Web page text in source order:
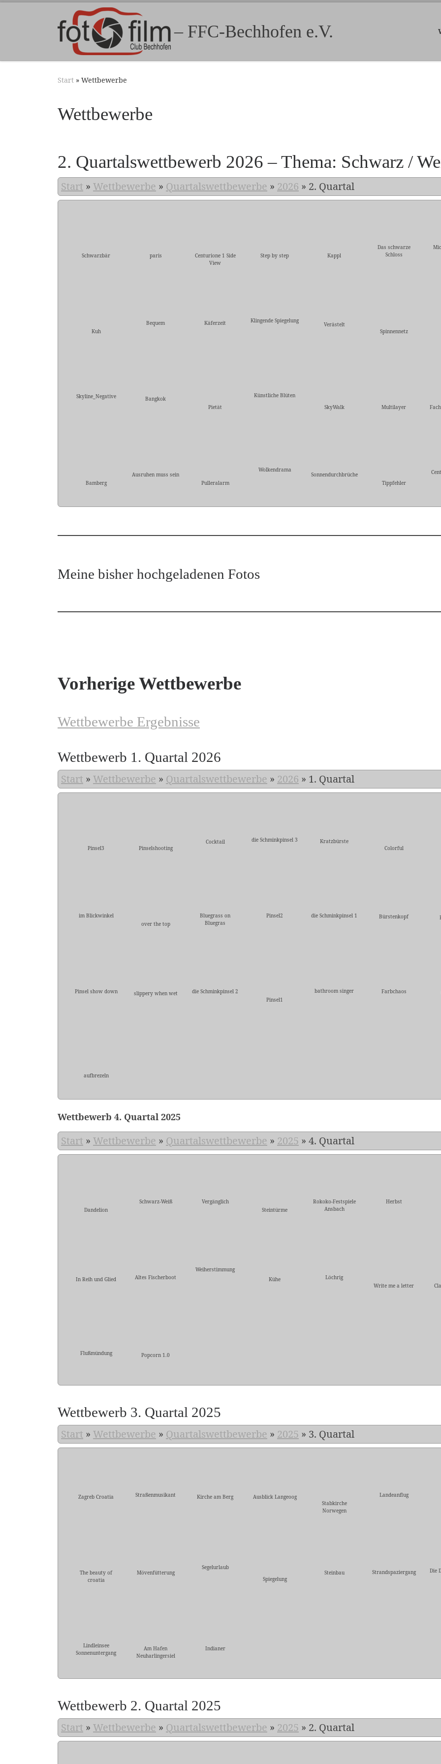
Zum Inhalt springen
– FFC-Bechhofen e.V.
Start » Wettbewerbe
Wettbewerbe
2. Quartalswettbewerb 2026 – Thema: Schwarz /
Start » Wettbewerbe » Quartalswettbewerbe » 2026 » 2. Quartal
Schwarzbär paris
Centurione 1 Side
View
Step by step Kappl
Das schwarze
Schloss
Kuh
Bequem Käferzeit Klingende Spiegelung
Verästelt
Spinnennetz
Skyline_Negative
Bangkok
Pietät
Künstliche Blüten
SkyWalk
Multilayer
Bamberg
Ausruhen muss sein
Pulleralarm
Wolkendrama
Sonnendurchbrüche
Tippfehler
Meine bisher hochgeladenen Fotos
Vorherige Wettbewerbe
Wettbewerbe Ergebnisse
Wettbewerb 1. Quartal 2026
Start » Wettbewerbe » Quartalswettbewerbe » 2026 » 1. Quartal
Pinsel3 Pinselshooting
Cocktail die Schminkpinsel 3
Kratzbürste
Colorful
im Blickwinkel
over the top
Bluegrass on
Bluegras
Pinsel2 die Schminkpinsel 1 Bürstenkopf
Pinsel show down slippery when wet
die Schminkpinsel 2
Pinsel1
bathroom singer Farbchaos
aufbrezeln
Wettbewerb 4. Quartal 2025
Start » Wettbewerbe » Quartalswettbewerbe » 2025 » 4. Quartal
Dandelion
Schwarz-Weiß
Vergänglich
Steintürme
Rokoko-Festspiele
Ansbach
Herbst
In Reih und Glied Altes Fischerboot
Weiherstimmung
Kühe
Löchrig
Write me a letter
Flußmündung Popcorn 1.0
Wettbewerb 3. Quartal 2025
Start » Wettbewerbe » Quartalswettbewerbe » 2025 » 3. Quartal
Zagreb Croatia Straßenmusikant Kirche am Berg
Ausblick Langeoog
Stabkirche
Norwegen
Landeanflug
The beauty of
croatia
Mövenfütterung
Segelurlaub
Spiegelung
Steinbau Strandspaziergang Die
Lindleinsee
Sonnenuntergang
Am Hafen
Neuharlingersiel
Indianer
Wettbewerb 2. Quartal 2025
Start » Wettbewerbe » Quartalswettbewerbe » 2025 » 2. Quartal